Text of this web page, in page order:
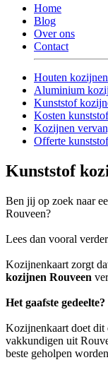
Home
Blog
Over ons
Contact
Houten kozijnen
Aluminium
Kunststof
Kosten
Kozijnen
Offerte
Kunststof
Ben jij op zoek naar
Rouveen?
Lees dan vooral
Kozijnenkaart zorgt
kozijnen Rouveen
Het gaafste gedeelte?
Kozijnenkaart doet
vakkundigen uit
beste geholpen